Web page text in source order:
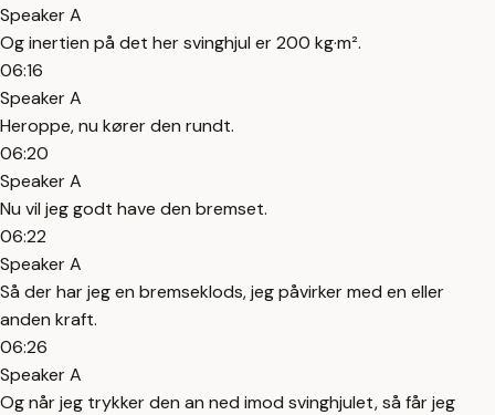
Speaker A
Og inertien på det her svinghjul er 200 kg·m².
06:16
Speaker A
Heroppe, nu kører den rundt.
06:20
Speaker A
Nu vil jeg godt have den bremset.
06:22
Speaker A
Så der har jeg en bremseklods, jeg påvirker med en eller
anden kraft.
06:26
Speaker A
Og når jeg trykker den an ned imod svinghjulet, så får jeg